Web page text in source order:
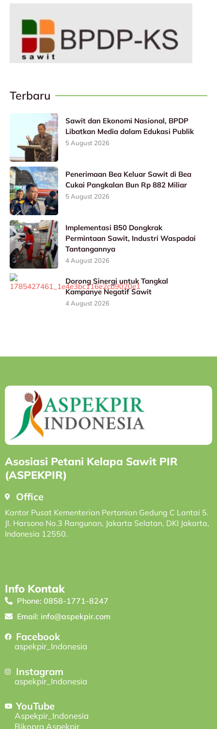
Terbaru
Sawit dan Ekonomi Nasional, BPDP
Libatkan Media dalam Edukasi Publik
5 August 2026
Penerimaan Bea Keluar Sawit di Bea
Cukai Pangkalan Bun Rp 882 Miliar
5 August 2026
Implementasi B50 Dongkrak
Permintaan Sawit, Industri Waspadai
Tantangannya
4 August 2026
Dorong Sinergi untuk Tangkal
Kampanye Negatif Sawit
4 August 2026
Asosiasi Petani Kelapa Sawit PIR
(ASPEKPIR)
Office
Kantor Pusat Kementerian Pertanian Gedung C Lantai 5.
Jl. Harsono No.3 Rangunan, Jakarta Selatan, DKI Jakarta,
Indonesia 12550.
Info Kontak
Phone: 0858-1771-8247
Email: info@aspekpir.com
Facebook
aspekpir_Indonesia
Instagram
aspekpir_Indonesia
YouTube
Aspekpir_Indonesia
Bikopra Aspekpir